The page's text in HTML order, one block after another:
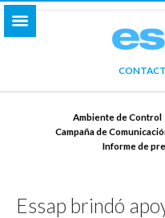
Ambiente de Control
Campaña de
Informe de
Essap brindó